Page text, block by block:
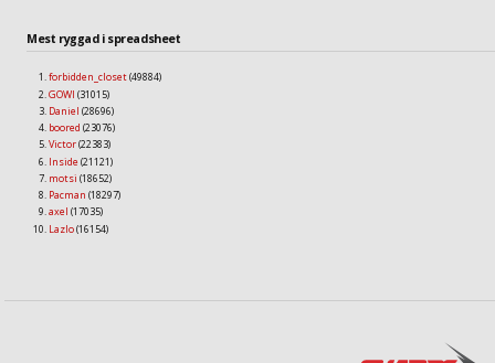
Mest ryggad i spreadsheet
forbidden_closet(49884)
GOWI (31015)
Daniel (28696)
boored (23076)
Victor(22383)
Inside (21121)
motsi (18652)
Pacman (18297)
axel (17035)
Lazlo(16154)